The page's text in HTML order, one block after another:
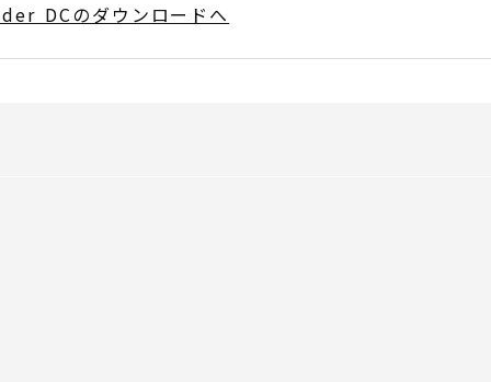
DCのダウンロードへ